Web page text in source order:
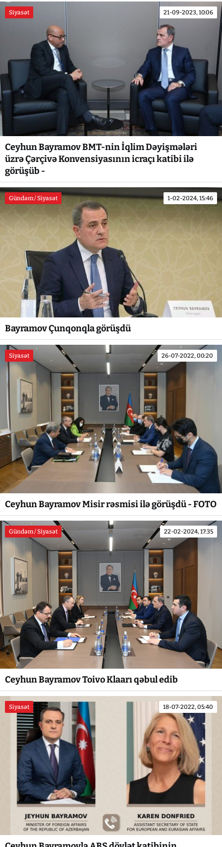
Siyasət 21-09-2023, 10:06
Ceyhun Bayramov BMT-nin İqlim Dəyişmələri
üzrə Çərçivə Konvensiyasının icraçı katibi ilə
görüşüb -
Gündəm / Siyasət 1-02-2024, 15:46
Bayramov Çunqonqla görüşdü
Siyasət 26-07-2022, 00:20
Ceyhun Bayramov Misir rəsmisi ilə görüşdü - FOTO
Gündəm / Siyasət 22-02-2024, 17:35
Ceyhun Bayramov Toivo Klaarı qəbul edib
Siyasət 18-07-2022, 05:40